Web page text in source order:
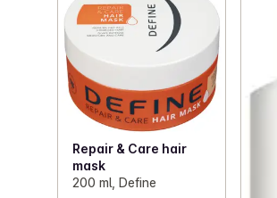
Repair & Care hair
mask
200 ml, Define